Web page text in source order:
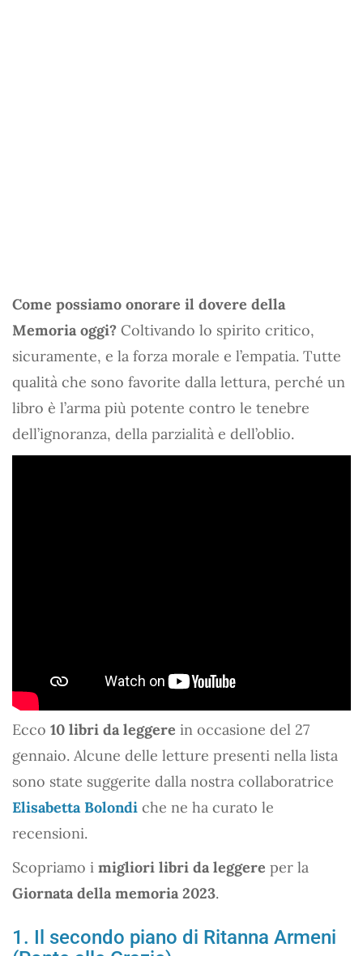
Come possiamo onorare il dovere della
Memoria oggi? Coltivando lo spirito critico,
sicuramente, e la forza morale e l’empatia. Tutte
qualità che sono favorite dalla lettura, perché un
libro è l’arma più potente contro le tenebre
dell’ignoranza, della parzialità e dell’oblio.
Ecco 10 libri da leggere in occasione del 27
gennaio. Alcune delle letture presenti nella lista
sono state suggerite dalla nostra collaboratrice
Elisabetta Bolondi che ne ha curato le
recensioni.
Scopriamo i migliori libri da leggere per la
Giornata della memoria 2023.
1. Il secondo piano di Ritanna Armeni